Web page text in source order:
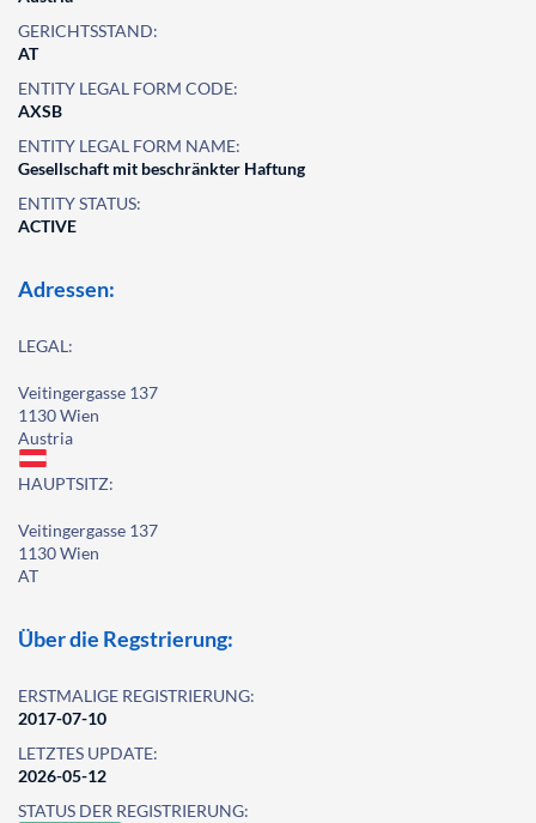
GERICHTSSTAND:
AT
ENTITY LEGAL FORM CODE:
AXSB
ENTITY LEGAL FORM NAME:
Gesellschaft mit beschränkter Haftung
ENTITY STATUS:
ACTIVE
Adressen:
LEGAL:
Veitingergasse 137
1130 Wien
Austria
HAUPTSITZ:
Veitingergasse 137
1130 Wien
AT
Über die Regstrierung:
ERSTMALIGE REGISTRIERUNG:
2017-07-10
LETZTES UPDATE:
2026-05-12
STATUS DER REGISTRIERUNG: